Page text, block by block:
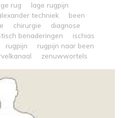
rug
lage rugpijn
techniek
been
chirurgie
diagnose
benaderingen
ischias
rugpijn
rugpijn naar been
zenuwwortels